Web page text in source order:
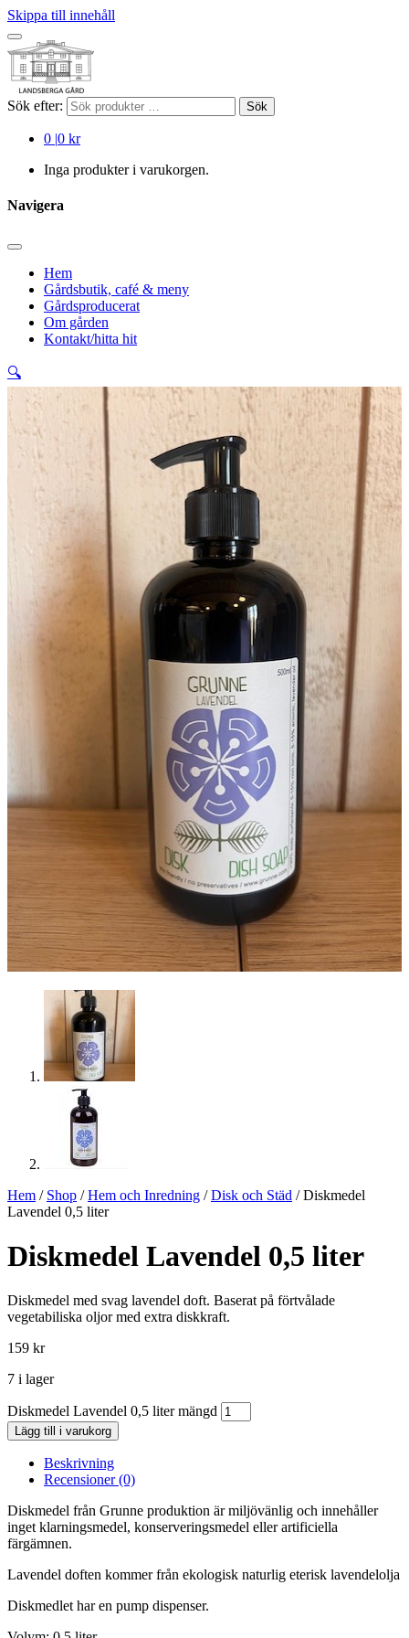
Skippa till innehåll
Sök efter: Sök
0 |0 kr
Inga produkter i varukorgen.
Navigera
Hem
Gårdsbutik, café & meny
Gårdsproducerat
Om gården
Kontakt/hitta hit
🔍
Hem / Shop /Hem och Inredning /Disk och Städ / Diskmedel
Lavendel 0,5 liter
Diskmedel Lavendel 0,5 liter
Diskmedel med svag lavendel doft. Baserat på förtvålade
vegetabiliska oljor med extra diskkraft.
159 kr
7 i lager
Diskmedel Lavendel 0,5 liter mängd
Lägg till i varukorg
Beskrivning
Recensioner (0)
Diskmedel från Grunne produktion är miljövänlig och innehåller
inget klarningsmedel, konserveringsmedel eller artificiella
färgämnen.
Lavendel doften kommer från ekologisk naturlig eterisk lavendelolja
Diskmedlet har en pump dispenser.